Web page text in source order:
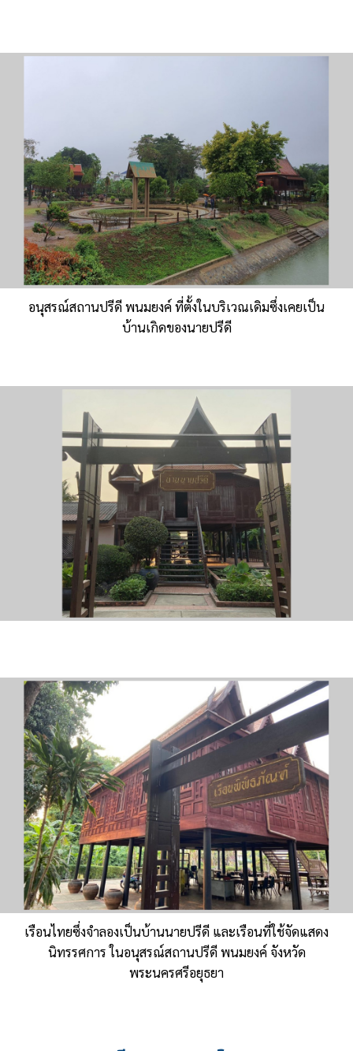
อนุสรณ์สถานปรีดี พนมยงค์ ที่ตั้งในบริเวณเดิมซึ่งเคยเป็น
บ้านเกิดของนายปรีดี
เรือนไทยซึ่งจำลองเป็นบ้านนายปรีดี และเรือนที่ใช้จัดแสดง
นิทรรศการ ในอนุสรณ์สถานปรีดี พนมยงค์ จังหวัด
พระนครศรีอยุธยา